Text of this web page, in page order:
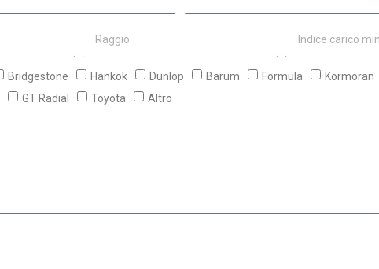
Bridgestone Hankok Dunlop Barum Formula Kormoran
GT Radial Toyota Altro